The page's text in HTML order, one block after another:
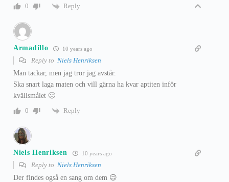
0
Reply
Armadillo 10 years ago
Reply to Niels Henriksen
Man tackar, men jag tror jag avstår.
Ska snart laga maten och vill gärna ha kvar aptiten inför
kvällsmålet 🙂
0
Reply
Niels Henriksen 10 years ago
Reply to Niels Henriksen
Der findes også en sang om dem 😉